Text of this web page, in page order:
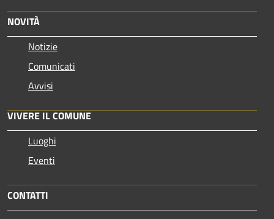
NOVITÀ
Notizie
Comunicati
Avvisi
VIVERE IL COMUNE
Luoghi
Eventi
CONTATTI